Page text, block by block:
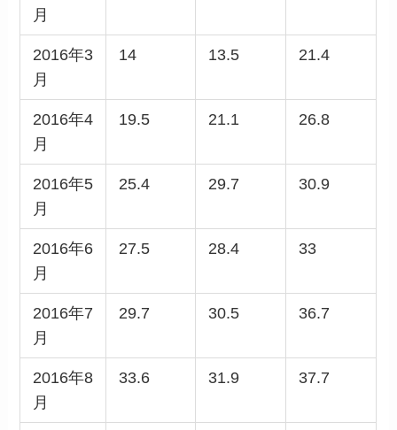
月
2016年3
月
14 13.5 21.4
2016年4
月
19.5 21.1 26.8
2016年5
月
25.4 29.7 30.9
2016年6
月
27.5 28.4 33
2016年7
月
29.7 30.5 36.7
2016年8
月
33.6 31.9 37.7